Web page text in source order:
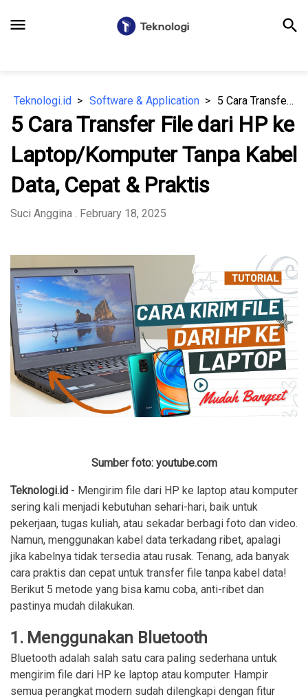
menu search
Teknologi.id Software & Application 5 Cara Transfer File dari HP ke Laptop/Komputer Tanpa Kabel Data, Cepat & Praktis
5 Cara Transfer File dari HP ke
Laptop/Komputer Tanpa Kabel
Data, Cepat & Praktis
Suci Anggina . February 18, 2025
Sumber foto: youtube.com
Teknologi.id - Mengirim file dari HP ke laptop atau komputer
sering kali menjadi kebutuhan sehari-hari, baik untuk
pekerjaan, tugas kuliah, atau sekadar berbagi foto dan video.
Namun, menggunakan kabel data terkadang ribet, apalagi
jika kabelnya tidak tersedia atau rusak. Tenang, ada banyak
cara praktis dan cepat untuk transfer file tanpa kabel data!
Berikut 5 metode yang bisa kamu coba, anti-ribet dan
pastinya mudah dilakukan.
1. Menggunakan Bluetooth
Bluetooth adalah salah satu cara paling sederhana untuk
mengirim file dari HP ke laptop atau komputer. Hampir
semua perangkat modern sudah dilengkapi dengan fitur